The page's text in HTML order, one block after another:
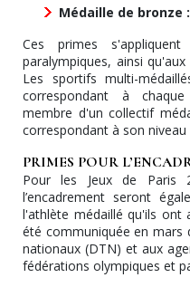
Médaille de bronze
Ces primes
paralympiques, ainsi
Les sportifs multi-
correspondant à
membre d'un collectif
correspondant à son niveau
PRIMES POUR
Pour les Jeux de Paris
l’encadrement seront
l'athlète médaillé qu'ils ont
été communiquée en mars
nationaux (DTN) et aux
fédérations olympiques et